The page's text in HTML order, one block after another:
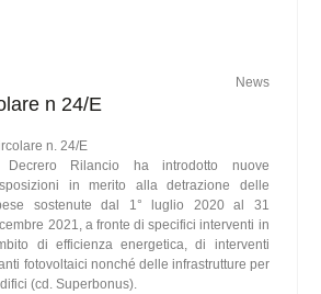
News
n 24/E
n. 24/E
Rilancio ha introdotto nuove
in merito alla detrazione delle
sostenute dal 1° luglio 2020 al 31
2021, a fronte di specifici interventi in
di efficienza energetica, di interventi
fotovoltaici nonché delle infrastrutture per
(cd. Superbonus).